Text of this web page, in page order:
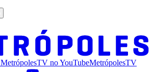
MetrópolesTV noYouTubeMetrópolesTV